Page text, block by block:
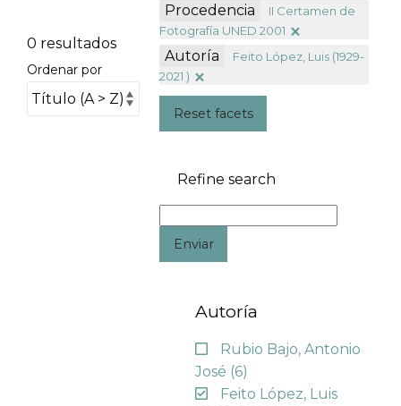
0 resultados
Ordenar por
Procedencia
II Certamen de
Fotografía UNED 2001
Autoría
Feito López, Luis (1929-
2021 )
Reset facets
Refine search
Enviar
Autoría
Rubio Bajo, Antonio
José (6)
Feito López, Luis